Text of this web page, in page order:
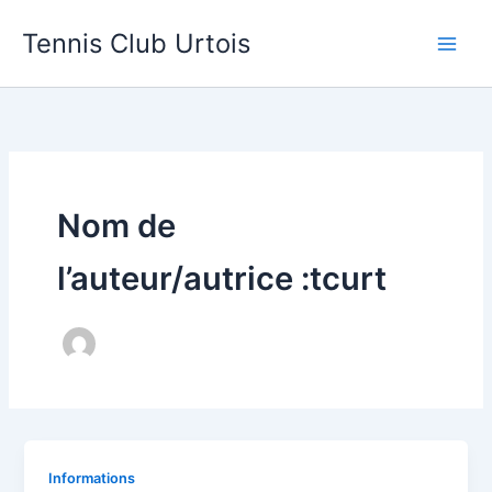
Tennis Club Urtois
Nom de
l’auteur/autrice :tcurt
Informations